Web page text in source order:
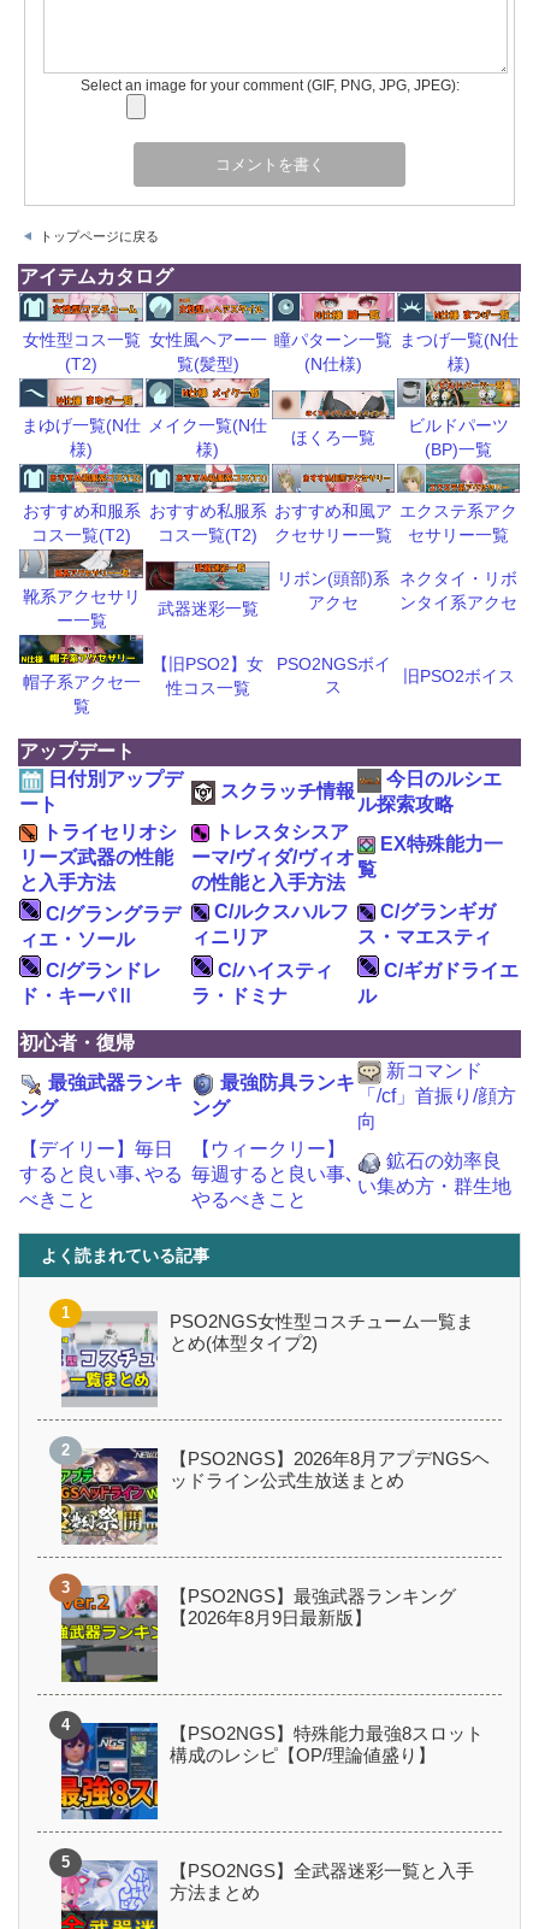
Select an image for your comment (GIF, PNG, JPG, JPEG):
トップページに戻る
アイテムカタログ
女性型コス一覧
(T2)
女性風ヘアー一
覧(髪型)
瞳パターン一覧
(N仕様)
まつげ一覧(N仕
様)
まゆげ一覧(N仕
様)
メイク一覧(N仕
様)
ほくろ一覧
ビルドパーツ
(BP)一覧
おすすめ和服系
コス一覧(T2)
おすすめ私服系
コス一覧(T2)
おすすめ和風ア
クセサリー一覧
エクステ系アク
セサリー一覧
靴系アクセサリ
ー一覧
武器迷彩一覧
リボン(頭部)系
アクセ
ネクタイ・リボ
ンタイ系アクセ
帽子系アクセ一
覧
【旧PSO2】女
性コス一覧
PSO2NGSボイ
ス
旧PSO2ボイス
アップデート
日付別アップデ
ート
スクラッチ情報
今日のルシエ
ル探索攻略
トライセリオシ
リーズ武器の性能
と入手方法
トレスタシスア
ーマ/ヴィダ/ヴィオ
の性能と入手方法
EX特殊能力一
覧
C/グラングラデ
ィエ・ソール
C/ルクスハルフ
ィニリア
C/グランギガ
ス・マエスティ
C/グランドレ
ド・キーパⅡ
C/ハイスティ
ラ・ドミナ
C/ギガドライエ
ル
初心者・復帰
最強武器ランキ
ング
最強防具ランキ
ング
新コマンド
「/cf」首振り/顔方
向
【デイリー】毎日
すると良い事､やる
べきこと
【ウィークリー】
毎週すると良い事､
やるべきこと
鉱石の効率良
い集め方・群生地
よく読まれている記事
PSO2NGS女性型コスチューム一覧ま
とめ(体型タイプ2)
【PSO2NGS】2026年8月アプデNGSヘ
ッドライン公式生放送まとめ
【PSO2NGS】最強武器ランキング
【2026年8月9日最新版】
【PSO2NGS】特殊能力最強8スロット
構成のレシピ【OP/理論値盛り】
【PSO2NGS】全武器迷彩一覧と入手
方法まとめ